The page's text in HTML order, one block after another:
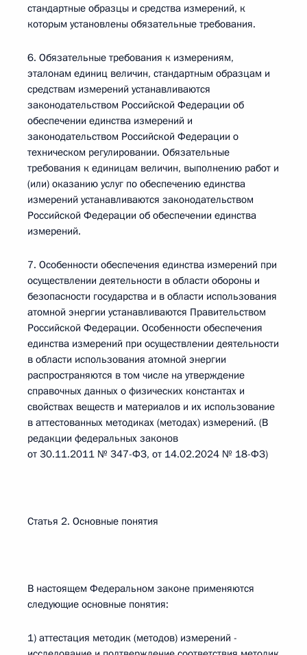
стандартные образцы и средства измерений, к
которым установлены обязательные требования.
6. Обязательные требования к измерениям,
эталонам единиц величин, стандартным образцам и
средствам измерений устанавливаются
законодательством Российской Федерации об
обеспечении единства измерений и
законодательством Российской Федерации о
техническом регулировании. Обязательные
требования к единицам величин, выполнению работ и
(или) оказанию услуг по обеспечению единства
измерений устанавливаются законодательством
Российской Федерации об обеспечении единства
измерений.
7. Особенности обеспечения единства измерений при
осуществлении деятельности в области обороны и
безопасности государства и в области использования
атомной энергии устанавливаются Правительством
Российской Федерации. Особенности обеспечения
единства измерений при осуществлении деятельности
в области использования атомной энергии
распространяются в том числе на утверждение
справочных данных о физических константах и
свойствах веществ и материалов и их использование
в аттестованных методиках (методах) измерений. (В
редакции федеральных законов
от 30.11.2011 № 347-ФЗ, от 14.02.2024 № 18-ФЗ)
Статья 2. Основные понятия
В настоящем Федеральном законе применяются
следующие основные понятия:
1) аттестация методик (методов) измерений -